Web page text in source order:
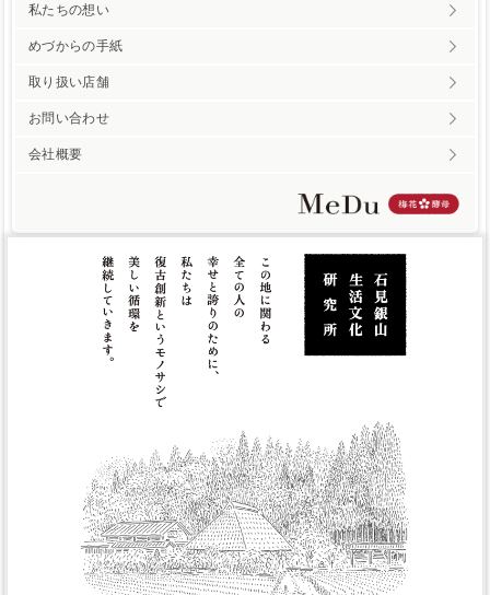
私たちの想い
めづからの手紙
取り扱い店舗
お問い合わせ
会社概要